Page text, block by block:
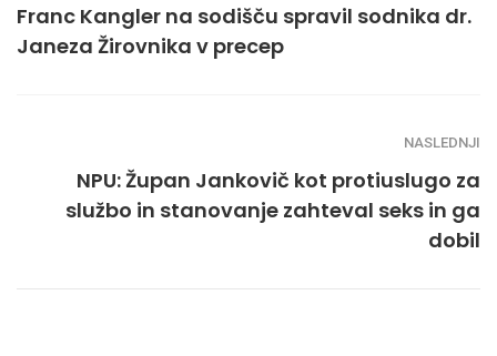
Franc Kangler na sodišču spravil sodnika dr.
Janeza Žirovnika v precep
NASLEDNJI
NPU: Župan Jankovič kot protiuslugo za
službo in stanovanje zahteval seks in ga
dobil